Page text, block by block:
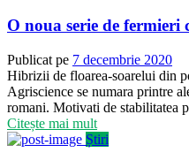
O noua serie de
Publicat pe 7 decembrie 2020
Hibrizii de floarea-soarelui din
Agriscience se numara printre
romani. Motivati de stabilitatea
Citește mai mult
Știri